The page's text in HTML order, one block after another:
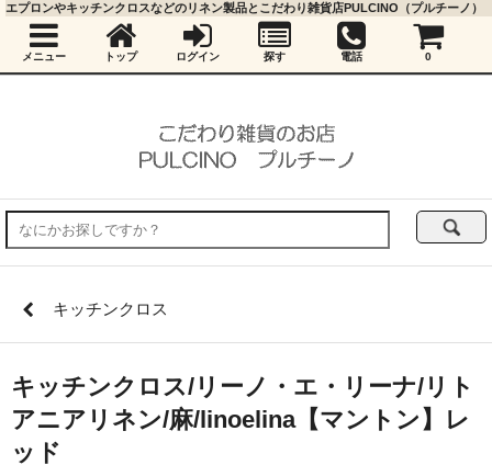
キッチンクロス
キッチンクロス/リーノ・エ・リーナ/リト
アニアリネン/麻/linoelina【マントン】レ
ッド
エプロンやキッチンクロスなどのリネン製品とこだわり雑貨店PULCINO（プルチーノ）
メニュー トップ ログイン 探す 電話 0